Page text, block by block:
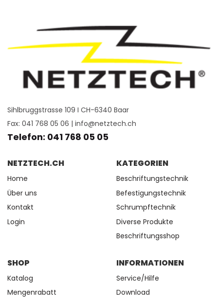
Sihlbruggstrasse 109 I CH-6340 Baar
Fax: 041 768 05 06 | info@netztech.ch
Telefon: 041 768 05 05
NETZTECH.CH
Home
Über uns
Kontakt
Login
KATEGORIEN
Beschriftungstechnik
Befestigungstechnik
Schrumpftechnik
Diverse Produkte
Beschriftungsshop
SHOP
Katalog
Mengenrabatt
INFORMATIONEN
Service/Hilfe
Download